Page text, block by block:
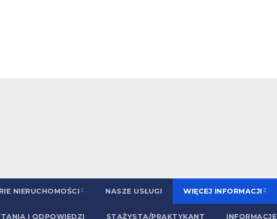
NIERUCHOMOŚCI NASZE USŁUGI WIĘCEJ INFORMACJI
I ODPOWIEDZI STAŻYSTA/PRAKTYKANT INFORMACJE